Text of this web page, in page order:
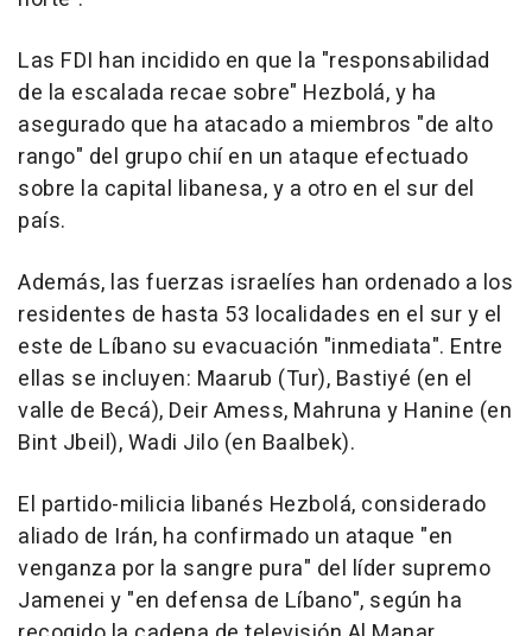
Las FDI han incidido en que la "responsabilidad
de la escalada recae sobre" Hezbolá, y ha
asegurado que ha atacado a miembros "de alto
rango" del grupo chií en un ataque efectuado
sobre la capital libanesa, y a otro en el sur del
país.
Además, las fuerzas israelíes han ordenado a los
residentes de hasta 53 localidades en el sur y el
este de Líbano su evacuación "inmediata". Entre
ellas se incluyen: Maarub (Tur), Bastiyé (en el
valle de Becá), Deir Amess, Mahruna y Hanine (en
Bint Jbeil), Wadi Jilo (en Baalbek).
El partido-milicia libanés Hezbolá, considerado
aliado de Irán, ha confirmado un ataque "en
venganza por la sangre pura" del líder supremo
Jamenei y "en defensa de Líbano", según ha